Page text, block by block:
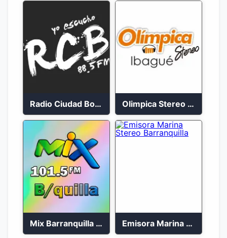
Radio Ciudad Bolívar 88.5 FM Olimpica Stereo Ibagué 94.3 FM
Mix Barranquilla en vivo 103.9 FM Emisora Marina Stereo Barranquilla